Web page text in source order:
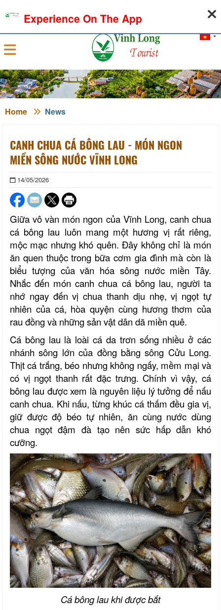
Sign in
Home News
CANH CHUA CÁ BÔNG LAU - MÓN NGON
MIỀN SÔNG NƯỚC VĨNH LONG
14/05/2026
Giữa vô vàn món ngon của Vĩnh Long, canh chua
cá bông lau luôn mang một hương vị rất riêng,
mộc mạc nhưng khó quên. Đây không chỉ là món
ăn quen thuộc trong bữa cơm gia đình mà còn là
biểu tượng của văn hóa sông nước miền Tây.
Nhắc đến món canh chua cá bông lau, người ta
nhớ ngay đến vị chua thanh dịu nhẹ, vị ngọt tự
nhiên của cá, hòa quyện cùng hương thơm của
rau đồng và những sản vật dân dã miền quê.
Cá bông lau là loài cá da trơn sống nhiều ở các
nhánh sông lớn của đồng bằng sông Cửu Long.
Thịt cá trắng, béo nhưng không ngấy, mềm mại và
có vị ngọt thanh rất đặc trưng. Chính vì vậy, cá
bông lau được xem là nguyên liệu lý tưởng để nấu
canh chua. Khi nấu, từng khúc cá thấm đều gia vị,
giữ được độ béo tự nhiên, ăn cùng nước dùng
chua ngọt đậm đà tạo nên sức hấp dẫn khó
cưỡng.
Cá bông lau khi được bắt
Experience On The App